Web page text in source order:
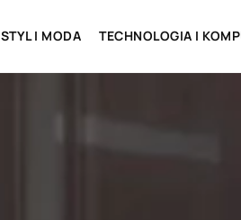
STYL I MODA TECHNOLOGIA I